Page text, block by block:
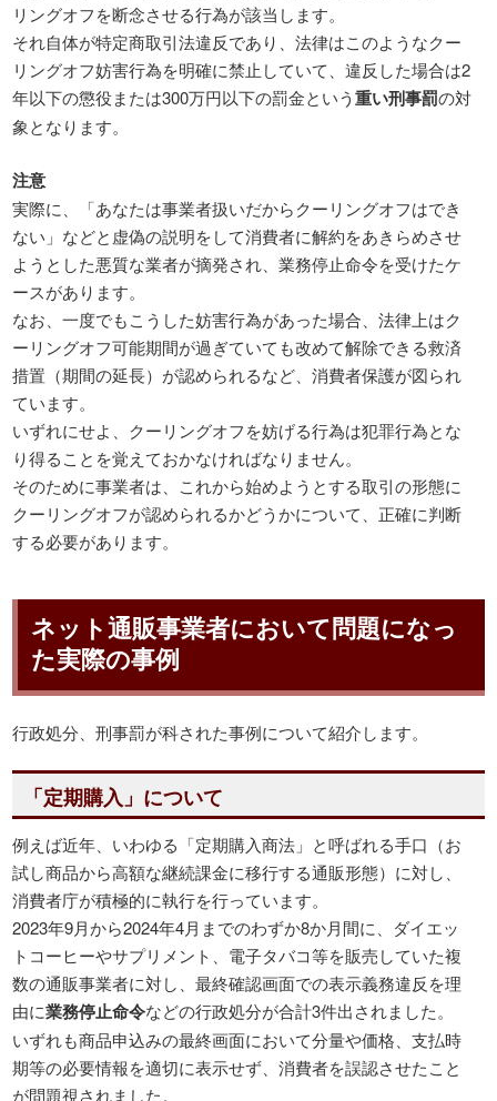
リングオフを断念させる行為が該当します。
それ自体が特定商取引法違反であり、法律はこのようなクー
リングオフ妨害行為を明確に禁止していて、違反した場合は2
年以下の懲役または300万円以下の罰金という重い刑事罰の対
象となります。
注意
実際に、「あなたは事業者扱いだからクーリングオフはでき
ない」などと虚偽の説明をして消費者に解約をあきらめさせ
ようとした悪質な業者が摘発され、業務停止命令を受けたケ
ースがあります。
なお、一度でもこうした妨害行為があった場合、法律上はク
ーリングオフ可能期間が過ぎていても改めて解除できる救済
措置（期間の延長）が認められるなど、消費者保護が図られ
ています。
いずれにせよ、クーリングオフを妨げる行為は犯罪行為とな
り得ることを覚えておかなければなりません。
そのために事業者は、これから始めようとする取引の形態に
クーリングオフが認められるかどうかについて、正確に判断
する必要があります。
ネット通販事業者において問題になっ
た実際の事例
行政処分、刑事罰が科された事例について紹介します。
「定期購入」について
例えば近年、いわゆる「定期購入商法」と呼ばれる手口（お
試し商品から高額な継続課金に移行する通販形態）に対し、
消費者庁が積極的に執行を行っています。
2023年9月から2024年4月までのわずか8か月間に、ダイエッ
トコーヒーやサプリメント、電子タバコ等を販売していた複
数の通販事業者に対し、最終確認画面での表示義務違反を理
由に業務停止命令などの行政処分が合計3件出されました。
いずれも商品申込みの最終画面において分量や価格、支払時
期等の必要情報を適切に表示せず、消費者を誤認させたこと
が問題視されました。